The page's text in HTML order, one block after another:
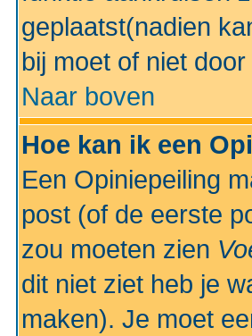
geplaatst(nadien
bij moet of niet
Naar boven
Hoe kan ik een
Een Opiniepeiling
post (of de eerste
zou moeten zien
dit niet ziet heb je
maken). Je moet